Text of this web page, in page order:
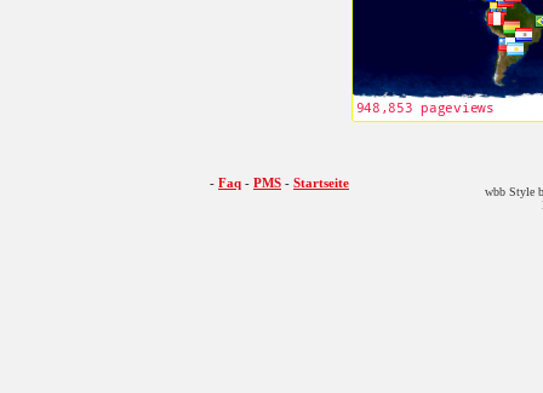
- Faq - PMS - Startseite
wbb Style